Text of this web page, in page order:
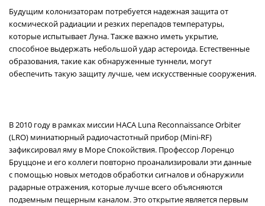
Будущим колонизаторам потребуется надежная защита от
космической радиации и резких перепадов температуры,
которые испытывает Луна. Также важно иметь укрытие,
способное выдержать небольшой удар астероида. Естественные
образования, такие как обнаруженные туннели, могут
обеспечить такую защиту лучше, чем искусственные сооружения.
В 2010 году в рамках миссии НАСА Luna Reconnaissance Orbiter
(LRO) миниатюрный радиочастотный прибор (Mini-RF)
зафиксировал яму в Море Спокойствия. Профессор Лоренцо
Бруццоне и его коллеги повторно проанализировали эти данные
с помощью новых методов обработки сигналов и обнаружили
радарные отражения, которые лучше всего объясняются
подземным пещерным каналом. Это открытие является первым